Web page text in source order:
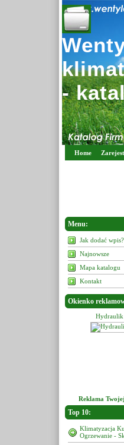
-
Home
Menu:
Jak dodać wpis?
Najnowsze
Mapa katalogu
Kontakt
Okienko
Reklama
Top 10:
Klimatyzacja
Ogrzewanie -